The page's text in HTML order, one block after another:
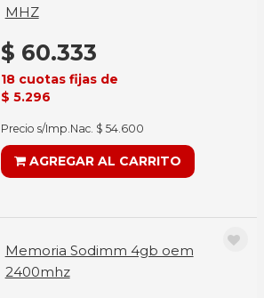
MHZ
$ 60.333
18 cuotas fijas de
$ 5.296
Precio s/Imp.Nac. $ 54.600
AGREGAR AL CARRITO
Memoria Sodimm 4gb oem
2400mhz